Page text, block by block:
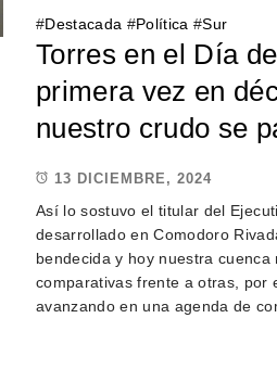
#Destacada #Política #Sur
Torres en el Día
primera vez en
nuestro crudo se
13 DICIEMBRE, 2024
Así lo sostuvo el titular del
desarrollado en Comodoro
bendecida y hoy nuestra cuenca
comparativas frente a otras, por
avanzando en una agenda de